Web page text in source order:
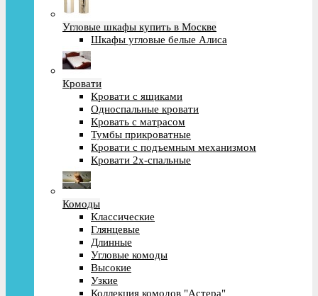
Угловые шкафы купить в Москве
Шкафы угловые белые Алиса
Кровати
Кровати с ящиками
Односпальные кровати
Кровать с матрасом
Тумбы прикроватные
Кровати с подъемным механизмом
Кровати 2х-спальные
Комоды
Классические
Глянцевые
Длинные
Угловые комоды
Высокие
Узкие
Коллекция комодов "Астера"